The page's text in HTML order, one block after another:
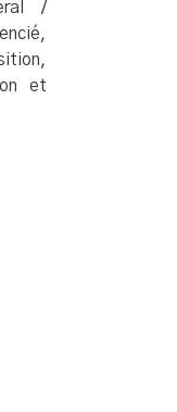
/
et